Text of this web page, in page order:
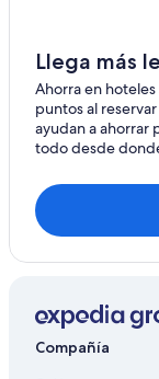
La Croix-Valmer
Villeneuve-
Mougins
Fréjus
Bormes-Les-
Llega más
Ahorra en
puntos al
ayudan a ahorrar
todo desde
Compañía